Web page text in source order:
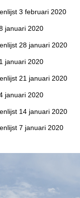
3 februari 2020
januari 2020
28 januari 2020
januari 2020
21 januari 2020
januari 2020
14 januari 2020
7 januari 2020